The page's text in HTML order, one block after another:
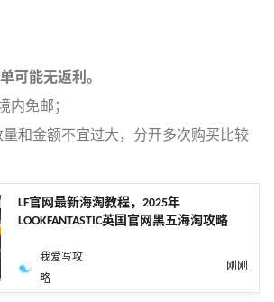
可能无返利。
内免邮；
和金额不宜过大，分开多次购买比较
LF官网最新海淘教程，2025年
LOOKFANTASTIC英国官网黑五海淘攻略
我爱写攻
略
刚刚